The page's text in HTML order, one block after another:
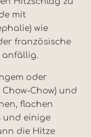
mit
wie
französische
anfällig.
oder
Chow) und
flachen
und einige
die Hitze